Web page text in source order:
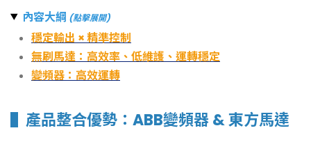
內容大綱 (點擊展開)
穩定輸出 × 精準控制
無刷馬達：高效率、低維護、運轉穩定
變頻器：高效運轉
產品整合優勢：ABB變頻器 & 東方馬達